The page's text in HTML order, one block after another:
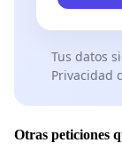
Tus datos
Privacidad
Otras peticiones